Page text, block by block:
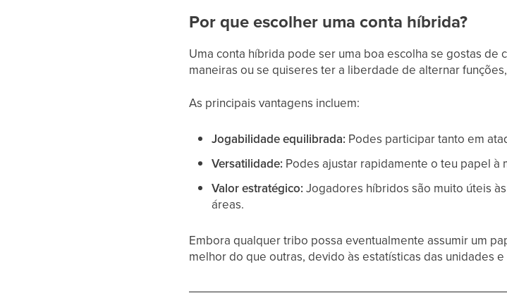
Por que escolher uma conta híbrida?
Uma conta híbrida pode ser uma boa escolha se gostas
maneiras ou se quiseres ter a liberdade de alternar
As principais vantagens incluem:
Jogabilidade equilibrada: Podes participar tanto em
Versatilidade: Podes ajustar rapidamente o teu papel
Valor estratégico: Jogadores híbridos são muito úteis
áreas.
Embora qualquer tribo possa eventualmente assumir um
melhor do que outras, devido às estatísticas das unidades